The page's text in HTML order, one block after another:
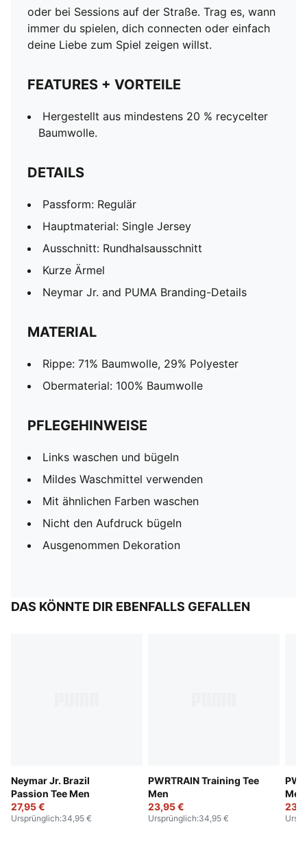
oder bei Sessions auf der Straße. Trag es, wann
immer du spielen, dich connecten oder einfach
deine Liebe zum Spiel zeigen willst.
FEATURES + VORTEILE
Hergestellt aus mindestens 20 % recycelter
Baumwolle.
DETAILS
Passform: Regulär
Hauptmaterial: Single Jersey
Ausschnitt: Rundhalsausschnitt
Kurze Ärmel
Neymar Jr. and PUMA Branding-Details
MATERIAL
Rippe: 71% Baumwolle, 29% Polyester
Obermaterial: 100% Baumwolle
PFLEGEHINWEISE
Links waschen und bügeln
Mildes Waschmittel verwenden
Mit ähnlichen Farben waschen
Nicht den Aufdruck bügeln
Ausgenommen Dekoration
DAS KÖNNTE DIR EBENFALLS GEFALLEN
Neymar Jr. Brazil
Passion Tee Men
27,95 €
Ursprünglich:34,95 €
PWRTRAIN Training Tee
Men
23,95 €
Ursprünglich:34,95 €
Men